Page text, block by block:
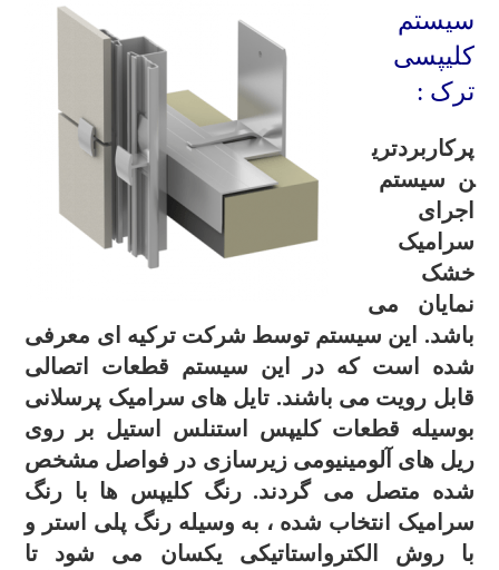
سیستم
کلیپسی
ترک :
پرکاربردتری
ن سیستم
اجرای
سرامیک
خشک
نمایان می
باشد. این سیستم توسط شرکت ترکیه ای معرفی
شده است که در این سیستم قطعات اتصالی
قابل رویت می باشند. تایل های سرامیک پرسلانی
بوسیله قطعات کلیپس استنلس استیل بر روی
ریل های آلومینیومی زیرسازی در فواصل مشخص
شده متصل می گردند. رنگ کلیپس ها با رنگ
سرامیک انتخاب شده ، به وسیله رنگ پلی استر و
با روش الکترواستاتیکی یکسان می شود تا